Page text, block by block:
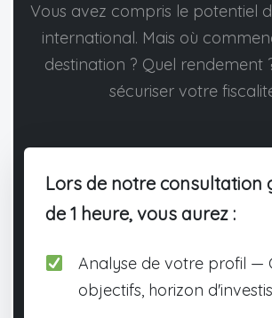
Vous avez compris le potentiel
international. Mais où
destination ? Quel rendement
sécuriser votre
Lors de notre consultation
de 1 heure, vous aurez :
Analyse de votre profil —
objectifs, horizon